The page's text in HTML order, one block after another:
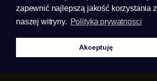
zapewnić najlepszą jakość korzystania z
naszej witryny. Polityka prywatnosci
Akceptuję